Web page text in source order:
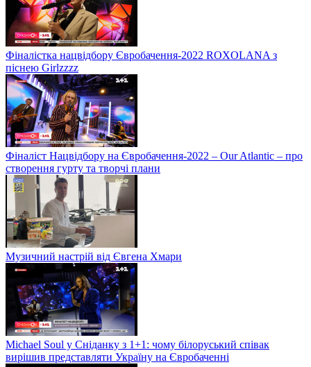
Фіналістка нацвідбору Євробачення-2022 ROXOLANA з
піснею Girlzzzz
Фіналіст Нацвідбору на Євробачення-2022 – Our Atlantic – про
створення гурту та творчі плани
Музичний настрій від Євгена Хмари
Michael Soul у Сніданку з 1+1: чому білоруський співак
вирішив представляти Україну на Євробаченні